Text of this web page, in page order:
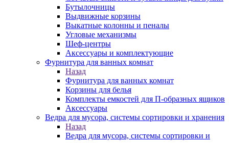
Бутылочницы
Выдвижные корзины
Выкатные колонны и пеналы
Угловые механизмы
Шеф-центры
Аксессуары и комплектующие
Фурнитура для ванных комнат
Назад
Фурнитура для ванных комнат
Корзины для белья
Комплекты емкостей для П-образных ящиков
Аксессуары
Ведра для мусора, системы сортировки и хранения
Назад
Ведра для мусора, системы сортировки и